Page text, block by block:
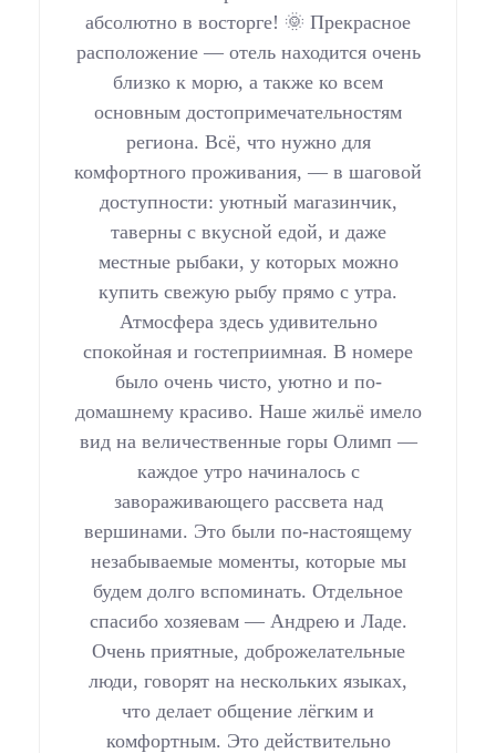
абсолютно в восторге! 🌞 Прекрасное
расположение — отель находится очень
близко к морю, а также ко всем
основным достопримечательностям
региона. Всё, что нужно для
комфортного проживания, — в шаговой
доступности: уютный магазинчик,
таверны с вкусной едой, и даже
местные рыбаки, у которых можно
купить свежую рыбу прямо с утра.
Атмосфера здесь удивительно
спокойная и гостеприимная. В номере
было очень чисто, уютно и по-
домашнему красиво. Наше жильё имело
вид на величественные горы Олимп —
каждое утро начиналось с
завораживающего рассвета над
вершинами. Это были по-настоящему
незабываемые моменты, которые мы
будем долго вспоминать. Отдельное
спасибо хозяевам — Андрею и Ладе.
Очень приятные, доброжелательные
люди, говорят на нескольких языках,
что делает общение лёгким и
комфортным. Это действительно